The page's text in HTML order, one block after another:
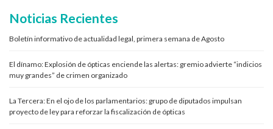
Noticias Recientes
Boletín informativo de actualidad legal, primera semana de Agosto
El dínamo: Explosión de ópticas enciende las alertas: gremio advierte “indicios
muy grandes” de crimen organizado
La Tercera: En el ojo de los parlamentarios: grupo de diputados impulsan
proyecto de ley para reforzar la fiscalización de ópticas